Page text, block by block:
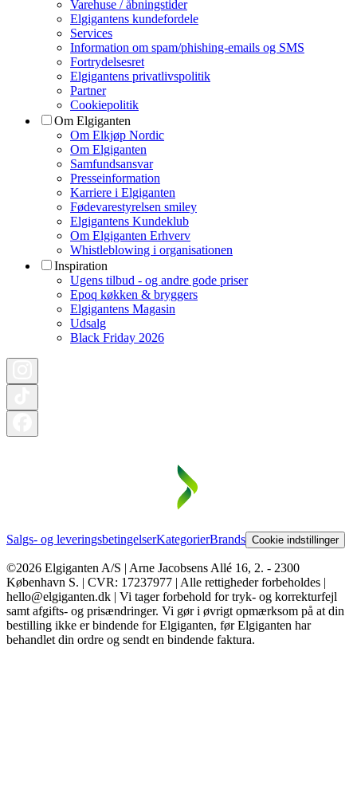
Varehuse / åbningstider
Elgigantens kundefordele
Services
Information om spam/phishing-emails og SMS
Fortrydelsesret
Elgigantens privatlivspolitik
Partner
Cookiepolitik
Om Elgiganten
Om Elkjøp Nordic
Om Elgiganten
Samfundsansvar
Presseinformation
Karriere i Elgiganten
Fødevarestyrelsen smiley
Elgigantens Kundeklub
Om Elgiganten Erhverv
Whistleblowing i organisationen
Inspiration
Ugens tilbud - og andre gode priser
Epoq køkken & bryggers
Elgigantens Magasin
Udsalg
Black Friday 2026
Salgs- og leveringsbetingelserKategorierBrands Cookie indstillinger
©2026 Elgiganten A/S | Arne Jacobsens Allé 16, 2. - 2300
København S. | CVR: 17237977 | Alle rettigheder forbeholdes |
hello@elgiganten.dk | Vi tager forbehold for tryk- og korrekturfejl
samt afgifts- og prisændringer. Vi gør i øvrigt opmærksom på at din
bestilling ikke er bindende for Elgiganten, før Elgiganten har
behandlet din ordre og sendt en bindende faktura.